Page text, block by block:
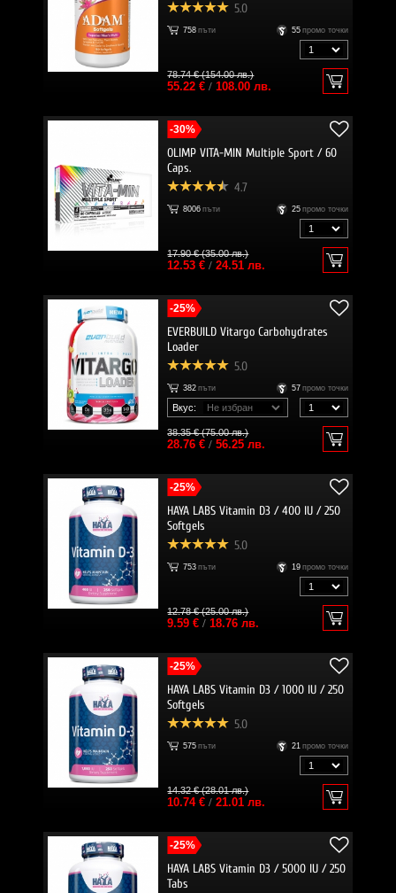
5.0
758 пъти 55 промо точки
78.74 € (154.00 лв.)
55.22 €/ 108.00 лв.
-30%
OLIMP VITA-MIN Multiple Sport / 60
Caps.
4.7
8006 пъти 25 промо точки
17.90 € (35.00 лв.)
12.53 €/ 24.51 лв.
-25%
EVERBUILD Vitargo Carbohydrates
Loader
5.0
382 пъти 57 промо точки
Вкус:
38.35 € (75.00 лв.)
28.76 €/ 56.25 лв.
-25%
HAYA LABS Vitamin D3 / 400 IU / 250
Softgels
5.0
753 пъти 19 промо точки
12.78 € (25.00 лв.)
9.59 €/ 18.76 лв.
-25%
HAYA LABS Vitamin D3 / 1000 IU / 250
Softgels
5.0
575 пъти 21 промо точки
14.32 € (28.01 лв.)
10.74 €/ 21.01 лв.
-25%
HAYA LABS Vitamin D3 / 5000 IU / 250
Tabs